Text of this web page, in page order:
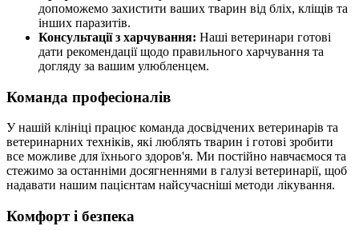
допоможемо захистити ваших тварин від бліх, кліщів та
інших паразитів.
Консультації з харчування: Наші ветеринари готові
дати рекомендації щодо правильного харчування та
догляду за вашим улюбленцем.
Команда професіоналів
У нашій клініці працює команда досвідчених ветеринарів та
ветеринарних техніків, які люблять тварин і готові зробити
все можливе для їхнього здоров'я. Ми постійно навчаємося та
стежимо за останніми досягненнями в галузі ветеринарії, щоб
надавати нашим пацієнтам найсучасніші методи лікування.
Комфорт і безпека